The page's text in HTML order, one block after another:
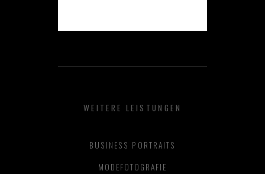
WEITERE LEISTUNGEN
BUSINESS PORTRAITS
MODEFOTOGRAFIE